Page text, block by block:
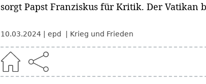
sorgt Papst Franziskus für Kritik. Der Vatikan
10.03.2024 epd Krieg und Frieden